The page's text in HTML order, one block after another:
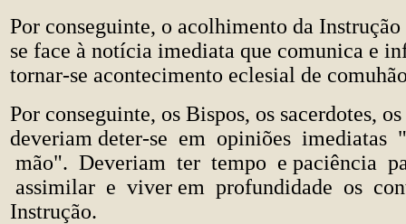
Por conseguinte, o acolhimento da
se face à notícia imediata que comunica e
tornar-se acontecimento eclesial de
Por conseguinte, os Bispos, os sacerdotes,
deveriam deter-se em opiniões imediatas
mão". Deveriam ter tempo e paciência
assimilar e viver em profundidade os
Instrução.